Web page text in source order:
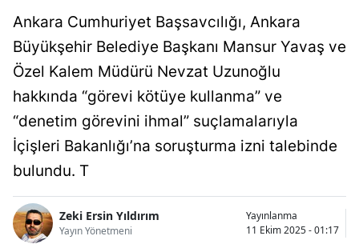
Bingöl
Bitlis
Bolu
Çanakkale
Ankara Cumhuriyet Başsavcılığı, Ankara
Büyükşehir Belediye Başkanı Mansur Yavaş ve
Özel Kalem Müdürü Nevzat Uzunoğlu
hakkında “görevi kötüye kullanma” ve
“denetim görevini ihmal” suçlamalarıyla
İçişleri Bakanlığı’na soruşturma izni talebinde
bulundu. T
Zeki Ersin Yıldırım
Yayın Yönetmeni
Yayınlanma
11 Ekim 2025 - 01:17